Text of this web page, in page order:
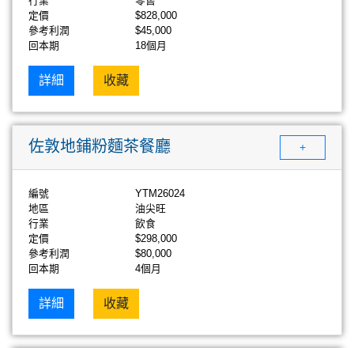
定價
$828,000
參考利潤
$45,000
回本期
18個月
詳細 收藏
佐敦地鋪粉麵茶餐廳 +
編號
YTM26024
地區
油尖旺
行業
飲食
定價
$298,000
參考利潤
$80,000
回本期
4個月
詳細 收藏